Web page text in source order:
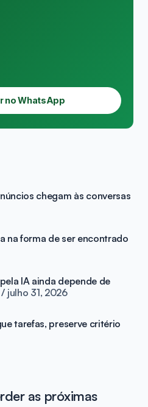
no WhatsApp
chegam às conversas
na forma de ser encontrado
IA ainda depende de
julho 31, 2026
tarefas, preserve critério
as próximas